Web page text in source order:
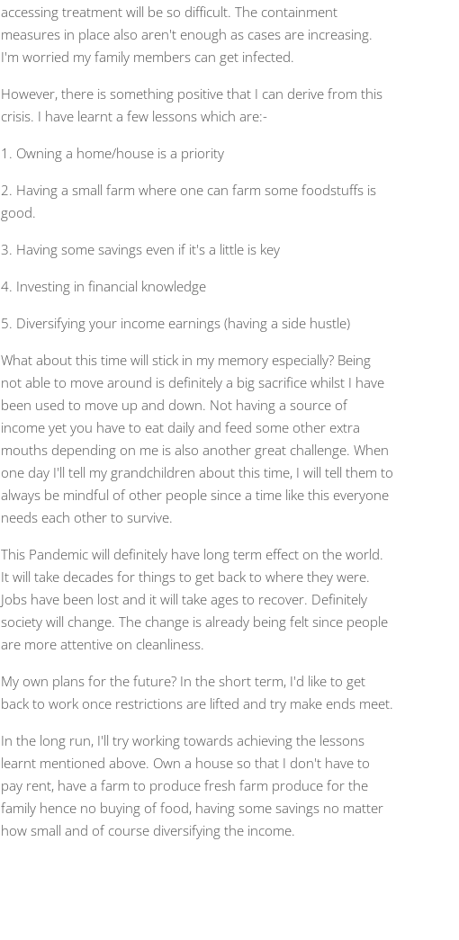
accessing treatment will be so difficult. The containment
measures in place also aren't enough as cases are increasing.
I'm worried my family members can get infected.
However, there is something positive that I can derive from this
crisis. I have learnt a few lessons which are:-
1. Owning a home/house is a priority
2. Having a small farm where one can farm some foodstuffs is
good.
3. Having some savings even if it's a little is key
4. Investing in financial knowledge
5. Diversifying your income earnings (having a side hustle)
What about this time will stick in my memory especially? Being
not able to move around is definitely a big sacrifice whilst I have
been used to move up and down. Not having a source of
income yet you have to eat daily and feed some other extra
mouths depending on me is also another great challenge. When
one day I'll tell my grandchildren about this time, I will tell them to
always be mindful of other people since a time like this everyone
needs each other to survive.
This Pandemic will definitely have long term effect on the world.
It will take decades for things to get back to where they were.
Jobs have been lost and it will take ages to recover. Definitely
society will change. The change is already being felt since people
are more attentive on cleanliness.
My own plans for the future? In the short term, I'd like to get
back to work once restrictions are lifted and try make ends meet.
In the long run, I'll try working towards achieving the lessons
learnt mentioned above. Own a house so that I don't have to
pay rent, have a farm to produce fresh farm produce for the
family hence no buying of food, having some savings no matter
how small and of course diversifying the income.